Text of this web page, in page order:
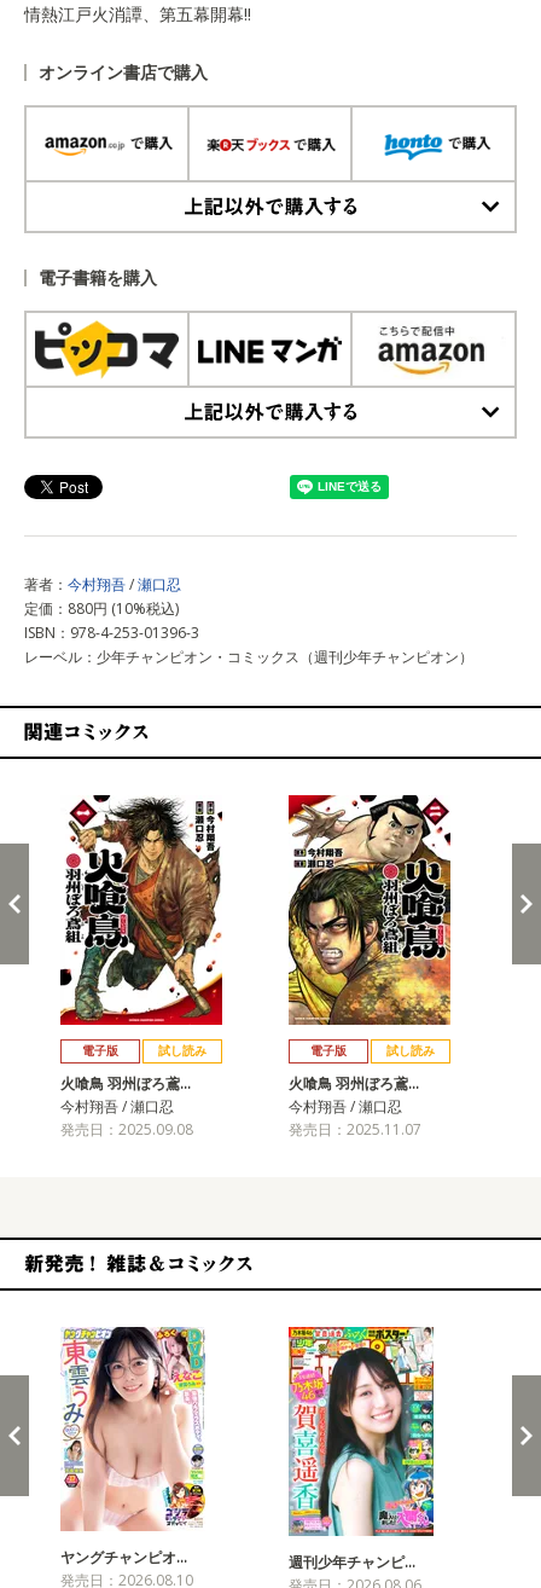
情熱江戸火消譚、第五幕開幕!!
オンライン書店で購入
電子書籍を購入
著者： 今村翔吾/瀬口忍
定価：880円 (10%税込)
ISBN：978-4-253-01396-3
レーベル：少年チャンピオン・コミックス（週刊少年チャンピオン）
電子版 試し読み
火喰鳥 羽州ぼろ鳶…
今村翔吾 / 瀬口忍
発売日：2025.09.08
電子版 試し読み
火喰鳥 羽州ぼろ鳶…
今村翔吾 / 瀬口忍
発売日：2025.11.07
ヤングチャンピオ…
発売日：2026.08.10
週刊少年チャンピ…